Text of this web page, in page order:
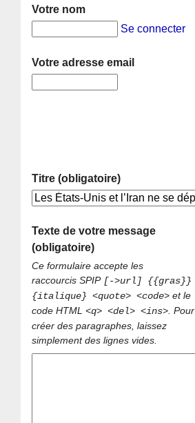
Votre nom
Se connecter
Votre adresse email
Titre (obligatoire)
Texte de votre message
(obligatoire)
Ce formulaire accepte les
raccourcis SPIP [->url] {{gras}}
{italique} <quote> <code> et le
code HTML<q> <del> <ins>. Pour
créer des paragraphes, laissez
simplement des lignes vides.